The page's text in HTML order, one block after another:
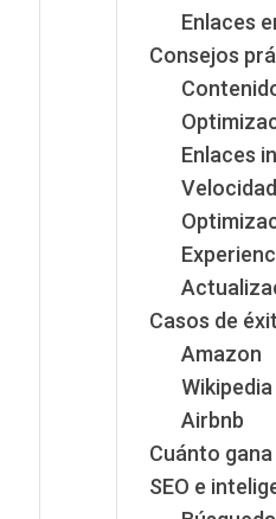
Enlaces
Consejos
Enlaces
Casos de
Amazon
Wikipedia
Airbnb
Cuánto
SEO e